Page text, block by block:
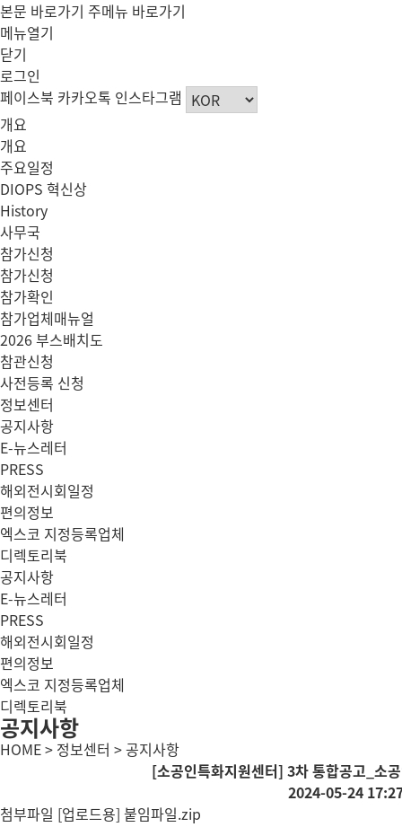
본문 바로가기 주메뉴 바로가기
메뉴열기
닫기
로그인
페이스북 카카오톡 인스타그램
개요
개요
주요일정
DIOPS 혁신상
History
사무국
참가신청
참가신청
참가확인
참가업체매뉴얼
2026 부스배치도
참관신청
사전등록 신청
정보센터
공지사항
E-뉴스레터
PRESS
해외전시회일정
편의정보
엑스코 지정등록업체
디렉토리북
공지사항
E-뉴스레터
PRESS
해외전시회일정
편의정보
엑스코 지정등록업체
디렉토리북
공지사항
HOME > 정보센터 > 공지사항
[소공인특화지원센터] 3차 통합공고_소
2024-05-24
첨부파일 [업로드용] 붙임파일.zip